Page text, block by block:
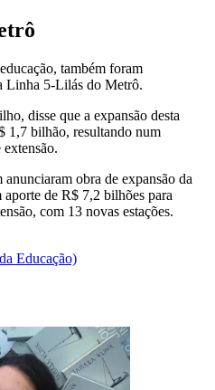
também foram
Linha 5-Lilás do Metrô.
disse que a expansão desta
1,7 bilhão, resultando num
obra de expansão da
de R$ 7,2 bilhões para
com 13 novas estações.
Educação)